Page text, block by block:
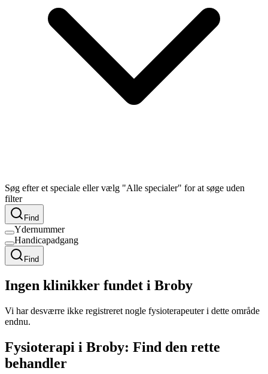
Søg efter et speciale eller vælg "Alle specialer" for at søge uden
filter
Find
Ydernummer
Handicapadgang
Find
Ingen klinikker fundet i Broby
Vi har desværre ikke registreret nogle fysioterapeuter i dette område
endnu.
Fysioterapi i Broby: Find den rette
behandler